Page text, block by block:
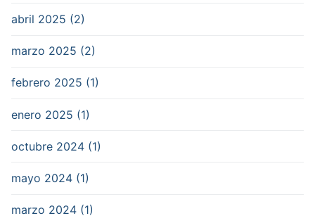
abril 2025 (2)
marzo 2025 (2)
febrero 2025 (1)
enero 2025 (1)
octubre 2024 (1)
mayo 2024 (1)
marzo 2024 (1)